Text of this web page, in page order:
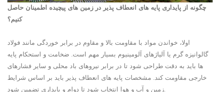
چگونه از پایداری پایه های انعطاف پذیر در زمین های پیچیده اطمینان حاصل
کنیم؟
اولا، خواندن مواد با مقاومت بالا و مقاوم در برابر خوردگی مانند فولاد
گالوانیزه گرم یا آلیاژهای آلومینیوم بسیار مهم است. ضخامت و استحکام پایه
ها باید به دقت طراحی شود تا در برابر نیروهای باد محلی و سایر فشارهای
خارجی مقاومت کند. مشخصات پایه های انعطاف پذیر باید بر اساس شرایط
زمین و آب و هوا انتخاب شود تا دوام و پایداری تضمین شود.